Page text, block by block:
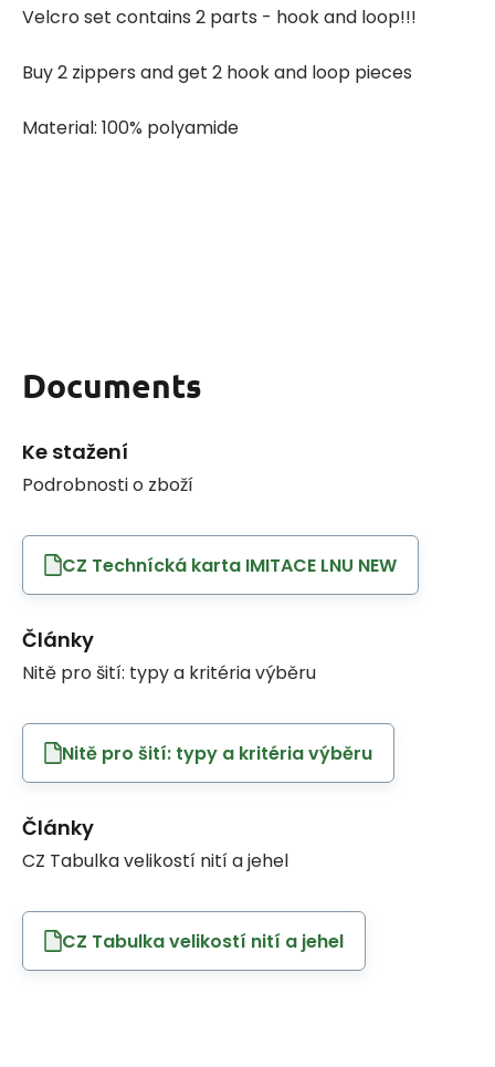
Velcro set contains 2 parts - hook and loop!!!
Buy 2 zippers and get 2 hook and loop pieces
Material: 100% polyamide
Documents
Ke stažení
Podrobnosti o zboží
CZ Technícká karta IMITACE LNU NEW
Články
Nitě pro šití: typy a kritéria výběru
Nitě pro šití: typy a kritéria výběru
Články
CZ Tabulka velikostí nití a jehel
CZ Tabulka velikostí nití a jehel